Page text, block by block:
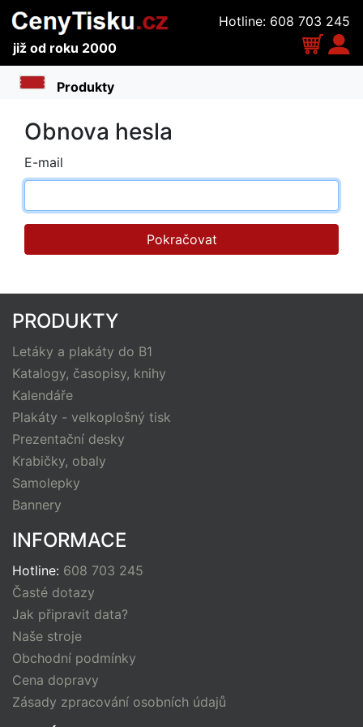
již od roku 2000
Hotline: 608 703 245
Toggle navigation
Obnova hesla
E-mail
Pokračovat
PRODUKTY
Letáky a plakáty do B1
Katalogy, časopisy, knihy
Kalendáře
Plakáty - velkoplošný tisk
Prezentační desky
Krabičky, obaly
Samolepky
Bannery
INFORMACE
Hotline: 608 703 245
Časté dotazy
Jak připravit data?
Naše stroje
Obchodní podmínky
Cena dopravy
Zásady zpracování osobních údajů